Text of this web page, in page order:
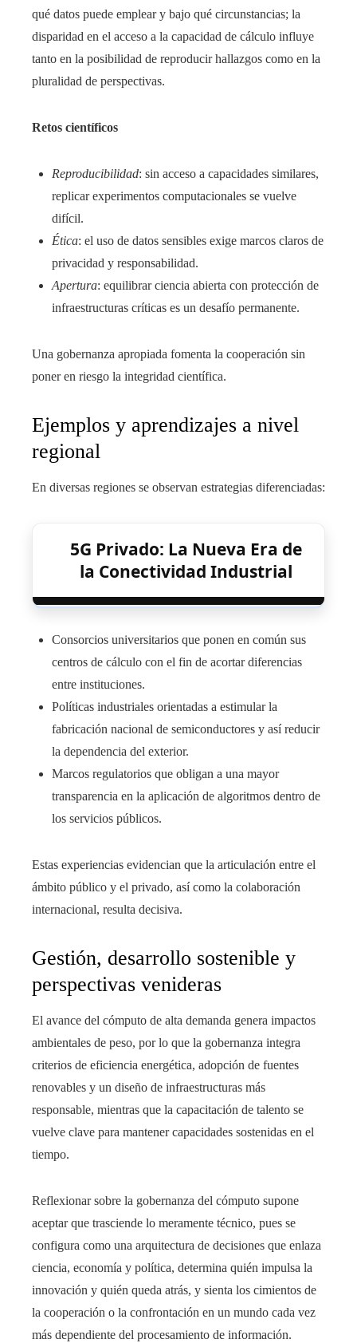
qué datos puede emplear y bajo qué circunstancias; la
disparidad en el acceso a la capacidad de cálculo influye
tanto en la posibilidad de reproducir hallazgos como en la
pluralidad de perspectivas.
Retos científicos
Reproducibilidad: sin acceso a capacidades similares,
replicar experimentos computacionales se vuelve
difícil.
Ética: el uso de datos sensibles exige marcos claros de
privacidad y responsabilidad.
Apertura: equilibrar ciencia abierta con protección de
infraestructuras críticas es un desafío permanente.
Una gobernanza apropiada fomenta la cooperación sin
poner en riesgo la integridad científica.
Ejemplos y aprendizajes a nivel
regional
En diversas regiones se observan estrategias diferenciadas:
5G Privado: La Nueva Era de
la Conectividad Industrial
Consorcios universitarios que ponen en común sus
centros de cálculo con el fin de acortar diferencias
entre instituciones.
Políticas industriales orientadas a estimular la
fabricación nacional de semiconductores y así reducir
la dependencia del exterior.
Marcos regulatorios que obligan a una mayor
transparencia en la aplicación de algoritmos dentro de
los servicios públicos.
Estas experiencias evidencian que la articulación entre el
ámbito público y el privado, así como la colaboración
internacional, resulta decisiva.
Gestión, desarrollo sostenible y
perspectivas venideras
El avance del cómputo de alta demanda genera impactos
ambientales de peso, por lo que la gobernanza integra
criterios de eficiencia energética, adopción de fuentes
renovables y un diseño de infraestructuras más
responsable, mientras que la capacitación de talento se
vuelve clave para mantener capacidades sostenidas en el
tiempo.
Reflexionar sobre la gobernanza del cómputo supone
aceptar que trasciende lo meramente técnico, pues se
configura como una arquitectura de decisiones que enlaza
ciencia, economía y política, determina quién impulsa la
innovación y quién queda atrás, y sienta los cimientos de
la cooperación o la confrontación en un mundo cada vez
más dependiente del procesamiento de información.